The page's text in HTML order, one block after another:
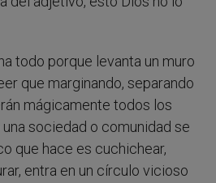
todo porque levanta un muro
que marginando, separando
mágicamente todos los
sociedad o comunidad se
que hace es cuchichear,
entra en un círculo vicioso